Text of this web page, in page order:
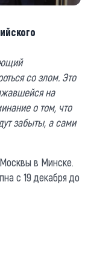
со злом. Это
на
о том, что
забыты, а сами
в Минске.
с 19 декабря до